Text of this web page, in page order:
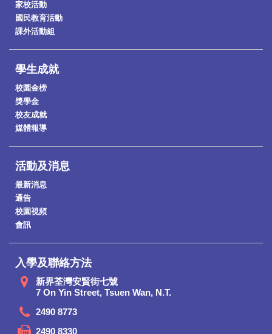
家校活動
國民教育活動
課外活動組
學生成就
校園金榜
獎學金
校友成就
媒體報導
活動及消息
最新消息
通告
校園視頻
會訊
入學及聯絡方法
新界荃灣安賢街七號
7 On Yin Street, Tsuen Wan, N.T.
2490 8773
2490 8330